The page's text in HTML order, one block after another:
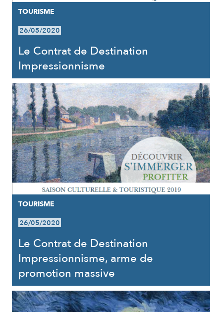
TOURISME
26/05/2020
Le Contrat de Destination
Impressionnisme
TOURISME
26/05/2020
Le Contrat de Destination
Impressionnisme, arme de
promotion massive